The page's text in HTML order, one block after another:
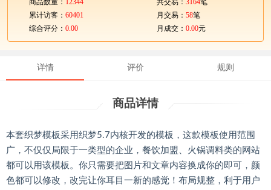
商品数量： 12344
累计访客： 60401
综合评分： 0.00
共交易： 3164笔
月交易： 58笔
月成交： 0.00元
详情 评价 规则
商品详情
本套织梦模板采用织梦5.7内核开发的模板，这款模板使用范围
广，不仅仅局限于一类型的企业，餐饮加盟、火锅调料类的网站
都可以用该模板。你只需要把图片和文章内容换成你的即可，颜
色都可以修改，改完让你耳目一新的感觉！布局规整，利于用户